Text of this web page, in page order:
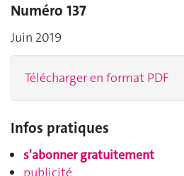
Numéro 137
Juin 2019
Télécharger en format PDF
Infos pratiques
s'abonner gratuitement
publicité